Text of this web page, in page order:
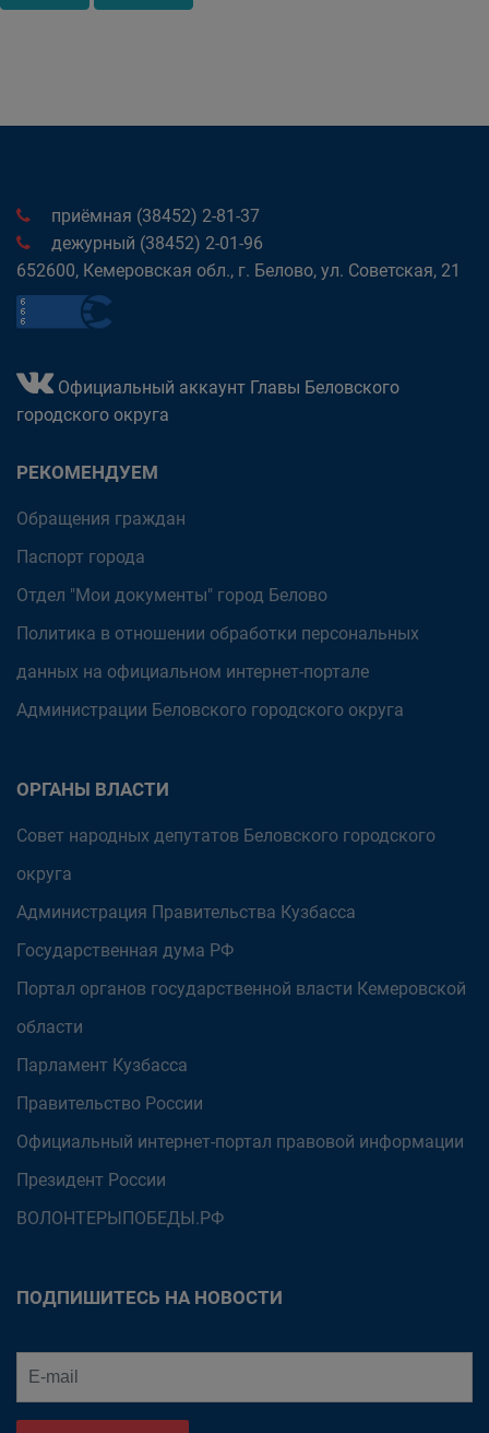
приёмная (38452) 2-81-37
дежурный (38452) 2-01-96
652600, Кемеровская обл., г. Белово, ул. Советская, 21
Официальный аккаунт Главы Беловского
городского округа
РЕКОМЕНДУЕМ
Обращения граждан
Паспорт города
Отдел "Мои документы" город Белово
Политика в отношении обработки персональных
данных на официальном интернет-портале
Администрации Беловского городского округа
ОРГАНЫ ВЛАСТИ
Совет народных депутатов Беловского городского
округа
Администрация Правительства Кузбасса
Государственная дума РФ
Портал органов государственной власти Кемеровской
области
Парламент Кузбасса
Правительство России
Официальный интернет-портал правовой информации
Президент России
ВОЛОНТЕРЫПОБЕДЫ.РФ
ПОДПИШИТЕСЬ НА НОВОСТИ